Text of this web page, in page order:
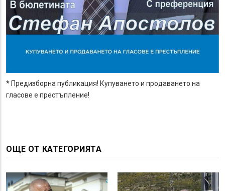
* Предизборна публикация! Купуването и продаването на
гласове е престъпление!
ОЩЕ ОТ КАТЕГОРИЯТА